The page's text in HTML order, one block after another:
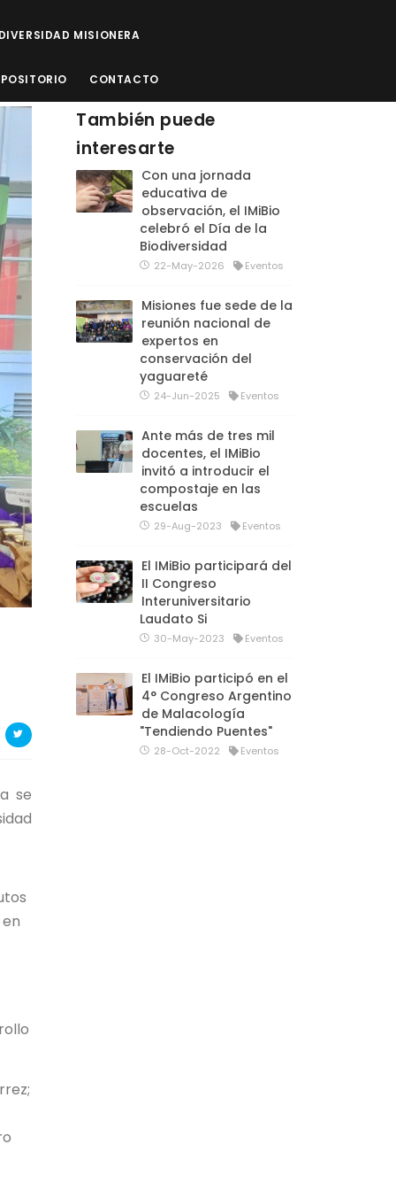
MISIONERA
CONTACTO
se
También puede
interesarte
Con una jornada
educativa de
observación, el IMiBio
celebró el Día de la
Biodiversidad
22-May-2026 Eventos
Misiones fue sede de la
reunión nacional de
expertos en
conservación del
yaguareté
24-Jun-2025 Eventos
Ante más de tres mil
docentes, el IMiBio
invitó a introducir el
compostaje en las
escuelas
29-Aug-2023 Eventos
El IMiBio participará del
II Congreso
Interuniversitario
Laudato Si
30-May-2023 Eventos
El IMiBio participó en el
4° Congreso Argentino
de Malacología
"Tendiendo Puentes"
28-Oct-2022 Eventos